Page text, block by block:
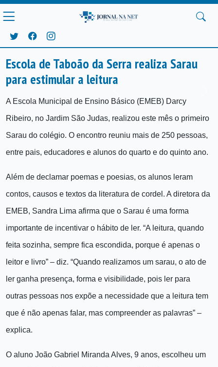
Escola de Taboão da Serra realiza Sarau
para estimular a leitura
Anterior
A Escola Municipal de Ensino Básico (EMEB) Darcy
Ribeiro, no Jardim São Judas, realizou este mês o primeiro
Sarau do colégio. O encontro reuniu mais de 250 pessoas,
entre pais, educadores e alunos do quarto e do quinto ano.
Além de declamar poemas e poesias, os alunos leram
contos, causos e textos da literatura de cordel. A diretora da
EMEB, Sandra Lima afirma que o Sarau é uma forma
importante de incentivar o hábito de ler. “A leitura, quando
feita sozinha, sempre fica escondida, porque é apenas o
leitor e livro” – diz. “Quando realizamos um sarau, o ato de
ler ganha presença, forma e visibilidade, pois ler para
outras pessoas nos expõe a necessidade que a leitura tem
que é não apenas falar, mas compreender as palavras” –
explica.
O aluno João Gabriel Miranda Alves, 9 anos, escolheu um